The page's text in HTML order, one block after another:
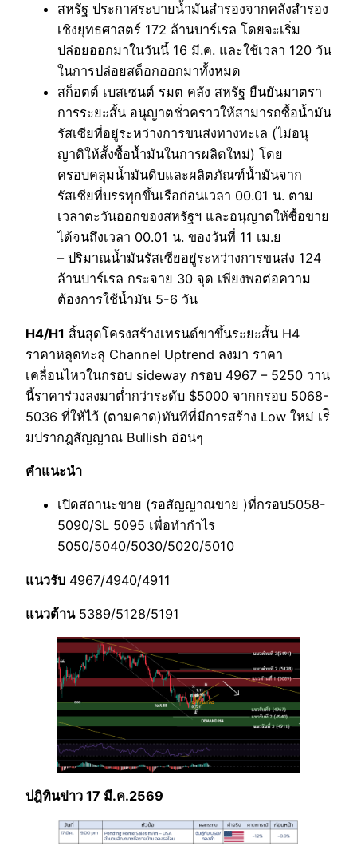
สหรัฐ ประกาศระบายน้ำมันสำรองจากคลังสำรอง
เชิงยุทธศาสตร์ 172 ล้านบาร์เรล โดยจะเริ่ม
ปล่อยออกมาในวันนี้ 16 มี.ค. และใช้เวลา 120 วัน
ในการปล่อยสต็อกออกมาทั้งหมด
สก็อตต์ เบสเซนต์ รมต คลัง สหรัฐ ยืนยันมาตรา
การระยะสั้น อนุญาตชั่วคราวให้สามารถซื้อน้ำมัน
รัสเซียที่อยู่ระหว่างการขนส่งทางทะเล (ไม่อนุ
ญาติให้สั้งซื้อน้ำมันในการผลิตใหม่) โดย
ครอบคลุมน้ำมันดิบและผลิตภัณฑ์น้ำมันจาก
รัสเซียที่บรรทุกขึ้นเรือก่อนเวลา 00.01 น. ตาม
เวลาตะวันออกของสหรัฐฯ และอนุญาตให้ซื้อขาย
ได้จนถึงเวลา 00.01 น. ของวันที่ 11 เม.ย
– ปริมาณน้ำมันรัสเซียอยู่ระหว่างการขนส่ง 124
ล้านบาร์เรล กระจาย 30 จุด เพียงพอต่อความ
ต้องการใช้น้ำมัน 5-6 วัน
H4/H1 สิ้นสุดโครงสร้างเทรนด์ขาขึ้นระยะสั้น H4
ราคาหลุดทะลุ Channel Uptrend ลงมา ราคา
เคลื่อนไหวในกรอบ sideway กรอบ 4967 – 5250 วาน
นี้ราคาร่วงลงมาต่ำกว่าระดับ $5000 จากกรอบ 5068-
5036 ที่ให้ไว้ (ตามคาด)ทันทีที่มีการสร้าง Low ใหม่ เร่ิ
มปรากฎสัญญาณ Bullish อ่อนๆ
คำแนะนำ
เปิดสถานะขาย (รอสัญญาณขาย )ที่กรอบ5058-
5090/SL 5095 เพื่อทำกำไร
5050/5040/5030/5020/5010
แนวรับ 4967/4940/4911
แนวต้าน5389/5128/5191
ปฎิทินข่าว 17 มี.ค.2569